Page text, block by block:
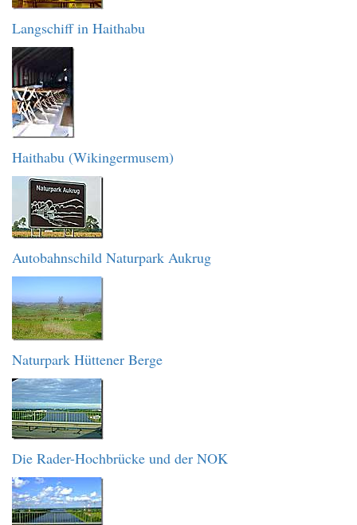
Langschiff in Haithabu
Haithabu (Wikingermusem)
Autobahnschild Naturpark Aukrug
Naturpark Hüttener Berge
Die Rader-Hochbrücke und der NOK